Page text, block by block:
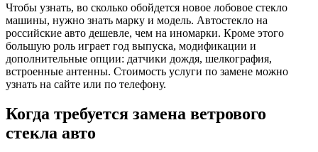
Чтобы узнать, во сколько обойдется новое лобовое стекло
машины, нужно знать марку и модель. Автостекло на
российские авто дешевле, чем на иномарки. Кроме этого
большую роль играет год выпуска, модификации и
дополнительные опции: датчики дождя, шелкография,
встроенные антенны. Стоимость услуги по замене можно
узнать на сайте или по телефону.
Когда требуется замена ветрового
стекла авто